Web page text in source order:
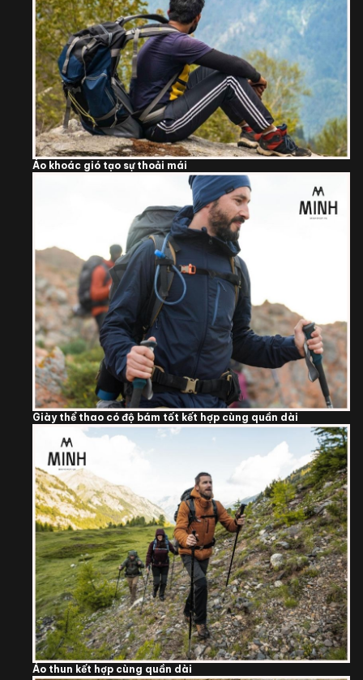
Áo khoác gió tạo sự thoải mái
Giày thể thao có độ bám tốt kết hợp cùng quần dài
Áo thun kết hợp cùng quần dài